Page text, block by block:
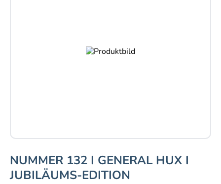
NUMMER 132 I GENERAL HUX I
JUBILÄUMS-EDITION